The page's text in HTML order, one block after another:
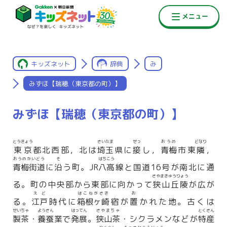
キッズネット 辞典 み
みずほ【瑞穂（東京都の町）】
みずほ【瑞穂（東京都の町）】
東京
とうきょう
都北西部，北は埼玉
さいたま
県に接
せっ
し， 青梅
おうめ
市東隣
どなり
，
青梅街道
おうめかいどう
に沿
そ
う町。JR八高
はちこう
線と国道16号が南北に通
る。町の中央部から東部に向かって狭山丘陵
さやまきゅうりょう
が広が
る。 江戸
えど
時代に箱根ヶ崎
はこねがさき
宿が 置
お
かれた地。古くは
製茶
せいちゃ
・ 養蚕
ようさん
業で発展
はってん
。 狭山茶
さやまちゃ
・シクラメンなどが特産
とくさん